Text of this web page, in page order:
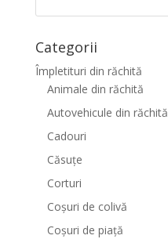
Categorii
Împletituri din răchită
Animale din răchită
Autovehicule din răchită
Cadouri
Căsuțe
Corturi
Coșuri de colivă
Coșuri de piață